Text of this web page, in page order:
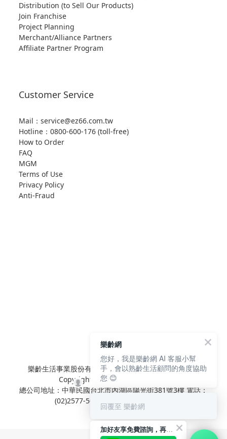
Distribution (to Sell Our Products)
Join Franchise
Project Planning
Merchant/Alliance Partners
Affiliate Partner Program
Customer Service
Mail：service@ez66.com.tw
Hotline： 0800-600-176 (toll-free)
How to Order
FAQ
MGM
Terms of Use
Privacy Policy
Anti-Fraud
樂齡生活事業股份有限公司 L'elan Enterprise CO.,Ltd.
Copyright© All Rights Reserved.
總公司地址：中華民國台北市內湖區陽光街381號3樓 電話：
(02)2577-5025 傳真：(02)2577-5021
樂齡網
您好，我是樂齡網 AI 客服小幫
手，會以熟齡生活顧問的角度協助
您 😊
回覆至 樂齡網
加好友享免費諮詢，再領50元現金折扣碼！